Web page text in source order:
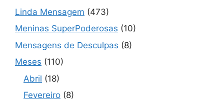
Linda Mensagem (473)
Meninas SuperPoderosas (10)
Mensagens de Desculpas (8)
Meses (110)
Abril (18)
Fevereiro (8)